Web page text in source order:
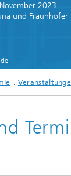
2023
und Fraunhofer